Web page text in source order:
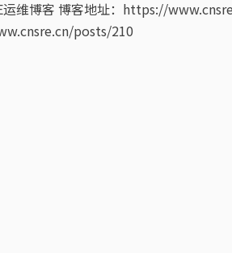
运维博客 博客地址：https://
posts/210